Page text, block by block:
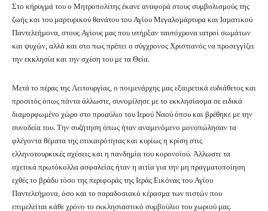
Στο κήρυγμά του ο Μητροπολίτης έκανε αναφορά στους συμβολισμούς της
ζωής και του μαρτυρικού θανάτου του Αγίου Μεγαλομάρτυρα και Ιαματικού
Παντελεήμονα, στους Αγίους μας που υπήρξαν ταυτόχρονα ιατροί σωμάτων
και ψυχών, αλλά και στο πως πρέπει ο σύγχρονος Χριστιανός να προσεγγίζει
την εκκλησία και την σχέση του με τα Θεία.
Μετά το πέρας της Λειτουργίας, ο ποιμενάρχης μας εξαιρετικά ευδιάθετος και
προσιτός όπως πάντα άλλωστε, συνομίλησε με το εκκλησίασμα σε ειδικά
διαμορφωμένο χώρο στο προαύλιο του Ιερού Ναού όπου και βρέθηκε με την
συνοδεία του. Την συζήτηση όπως ήταν αναμενόμενο μονοπώλησαν τα
φλέγοντα θέματα της επικαιρότητας και κυρίως η κρίση στις
ελληνοτουρκικές σχέσεις και η πανδημία του κορονοϊού. Άλλωστε τα
σχετικά πρωτόκολλα ασφαλείας ήταν η αιτία για την μη πραγματοποίηση
εχθές το βράδυ τόσο της περιφοράς της Ιεράς Εικόνας του Αγίου
Παντελεήμονα, όσο και το παραδοσιακό κέρασμα των πιστών που
επιμελείται κάθε χρόνο το εκκλησιαστικό συμβούλιο του χωριού μας.